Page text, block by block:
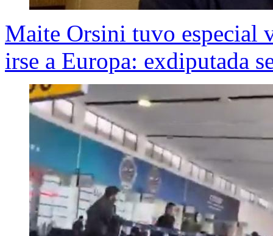
Maite Orsini tuvo especial
irse a Europa: exdiputada